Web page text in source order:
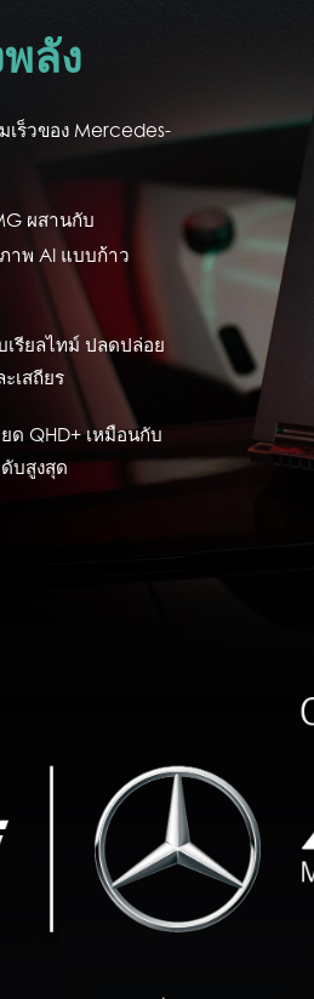
ลัง
เร็วของ Mercedes-
ผสานกับ
าพ AI แบบก้าว
เรียลไทม์ ปลดปล่อย
เสถียร
ด QHD+ เหมือนกับ
บสูงสุด